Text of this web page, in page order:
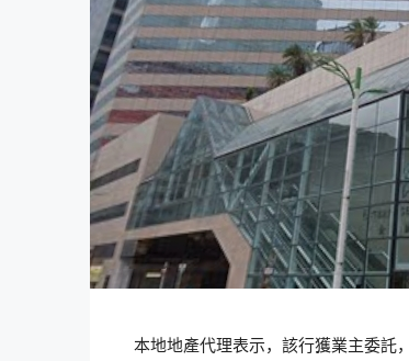
本地地產代理表示，該行獲業主委託